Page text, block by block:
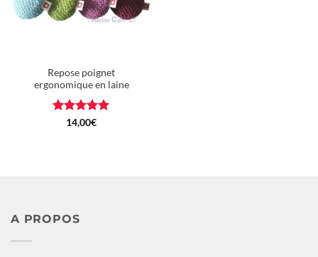
Repose poignet
ergonomique en laine
Note5sur
14,00€
A PROPOS